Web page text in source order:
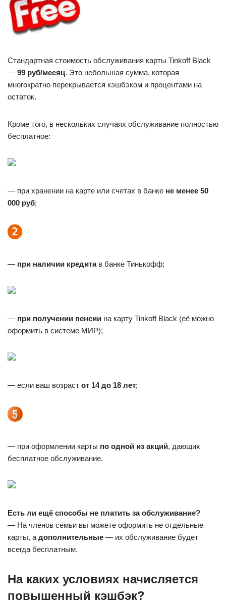
Стандартная стоимость обслуживания карты Tinkoff Black
— 99 руб/месяц. Это небольшая сумма, которая
многократно перекрывается кэшбэком и процентами на
остаток.
Кроме того, в нескольких случаях обслуживание полностью
бесплатное:
— при хранении на карте или счетах в банке не менее 50
000 руб;
— при наличии кредитав банке Тинькофф;
— при получении пенсии на карту Tinkoff Black (её можно
оформить в системе МИР);
— если ваш возраст от 14 до 18 лет;
— при оформлении карты по одной из акций, дающих
бесплатное обслуживание.
Есть ли ещё способы не платить за обслуживание?
— На членов семьи вы можете оформить не отдельные
карты, а дополнительные — их обслуживание будет
всегда бесплатным.
На каких условиях начисляется
повышенный кэшбэк?